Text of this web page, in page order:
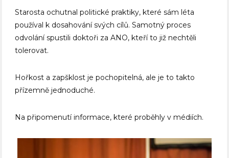
Starosta ochutnal politické praktiky, které sám léta
používal k dosahování svých cílů. Samotný proces
odvolání spustili doktoři za ANO, kteří to již nechtěli
tolerovat.
Hořkost a zapšklost je pochopitelná, ale je to takto
přízemně jednoduché.
Na připomenutí informace, které proběhly v médiích.